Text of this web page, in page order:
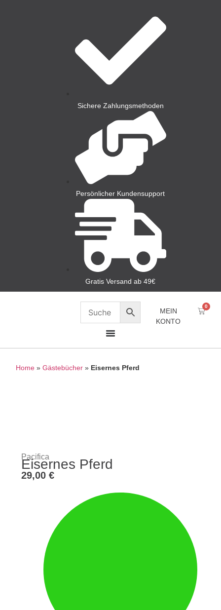
Sichere Zahlungsmethoden
Persönlicher Kundensupport
Gratis Versand ab 49€
MEIN
KONTO
0
Home »Gästebücher » Eisernes Pferd
Pacifica
Eisernes Pferd
29,00 €